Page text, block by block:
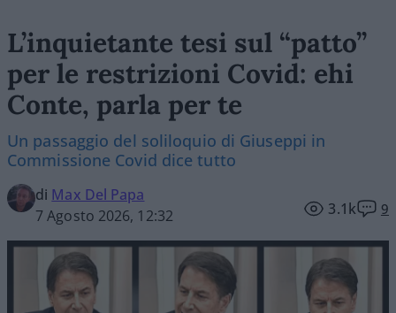
L’inquietante tesi sul “patto”
per le restrizioni Covid: ehi
Conte, parla per te
Un passaggio del soliloquio di Giuseppi in
Commissione Covid dice tutto
di Max Del Papa
7 Agosto 2026, 12:32
3.1k 9